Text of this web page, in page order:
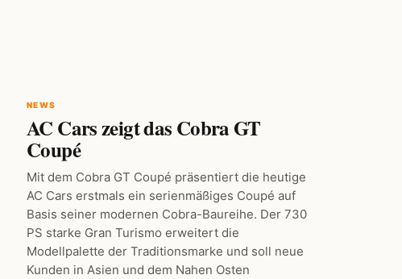
NEWS
AC Cars zeigt das Cobra GT
Coupé
Mit dem Cobra GT Coupé präsentiert die heutige
AC Cars erstmals ein serienmäßiges Coupé auf
Basis seiner modernen Cobra-Baureihe. Der 730
PS starke Gran Turismo erweitert die
Modellpalette der Traditionsmarke und soll neue
Kunden in Asien und dem Nahen Osten